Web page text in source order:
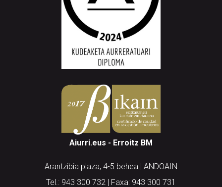
Aiurri.eus - Erroitz BM
Arantzibia plaza, 4-5 behea | ANDOAIN